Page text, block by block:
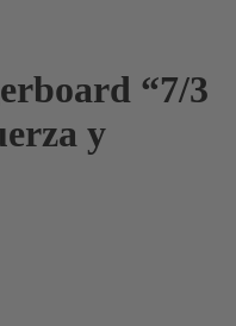
“7/3
y